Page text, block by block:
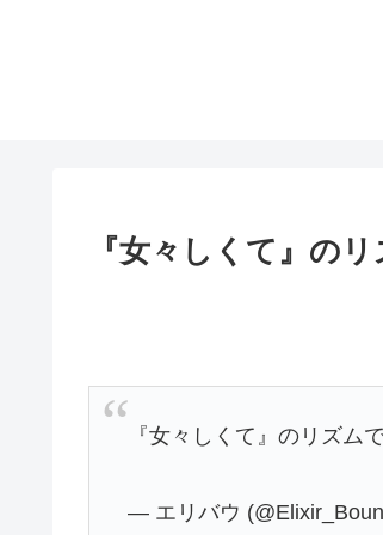
『女々しくて』の
『女々しくて』のリズム
— エリバウ